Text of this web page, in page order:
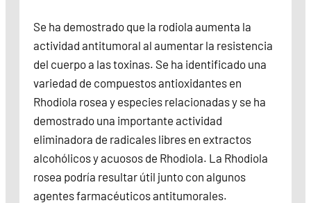
Se ha demostrado que la rodiola aumenta la
actividad antitumoral al aumentar la resistencia
del cuerpo a las toxinas. Se ha identificado una
variedad de compuestos antioxidantes en
Rhodiola rosea y especies relacionadas y se ha
demostrado una importante actividad
eliminadora de radicales libres en extractos
alcohólicos y acuosos de Rhodiola. La Rhodiola
rosea podría resultar útil junto con algunos
agentes farmacéuticos antitumorales.